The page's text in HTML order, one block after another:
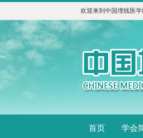
欢迎来到中国埋线医学
首页 学会